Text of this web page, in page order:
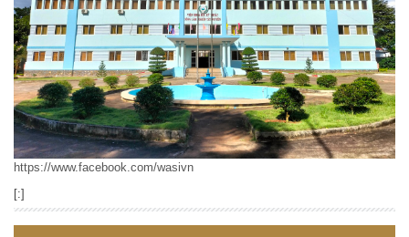
https://www.facebook.com/wasivn
[:]